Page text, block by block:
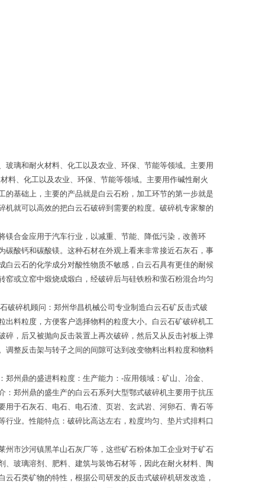
璃和耐火材料、化工以及农业、环保、节能等领域。主要用
料、化工以及农业、环保、节能等领域。主要用作碱性耐火
基础上，主要的产品就是白云石粉，加工环节的第一步就是
就可以高效的把白云石破碎到需要的粒度。破碎机专家黎的
合金应用于汽车行业，以减重、节能、降低污染，改善环
酸钙和碳酸镁。这种石材在外观上看来非常接近石灰石，事
云石的化学成分对酸性物质不敏感，白云石具有更佳的耐候
或立窑中煅烧成煅白，经破碎后与硅铁粉和萤石粉混合均匀
破碎机顾问：郑州华昌机械公司专业制造白云石矿反击式破
料粒度，方便客户选择物料的粒度大小。白云石矿破碎机工
，后又被抛向反击装置上再次破碎，然后又从反击衬板上弹
整反击架与转子之间的间隙可达到改变物料出料粒度和物料
州鼎的盛进料粒度：生产能力：-应用领域：矿山、冶金、
郑州鼎的盛生产的白云石系列大型鄂式破碎机主要用于抗压
于石灰石、电石、电石渣、页岩、玄武岩、河卵石、青石等
业。性能特点：破碎比高达左右，粒度均匀、垫片式排料口
市沙河镇黑羊山石灰厂等，这些矿石粉体加工企业对于矿石
玻璃溶剂、肥料、建筑与装饰石材等，因此在耐火材料、陶
石类矿物的特性，根据公司研发的反击式破碎机研发改造，